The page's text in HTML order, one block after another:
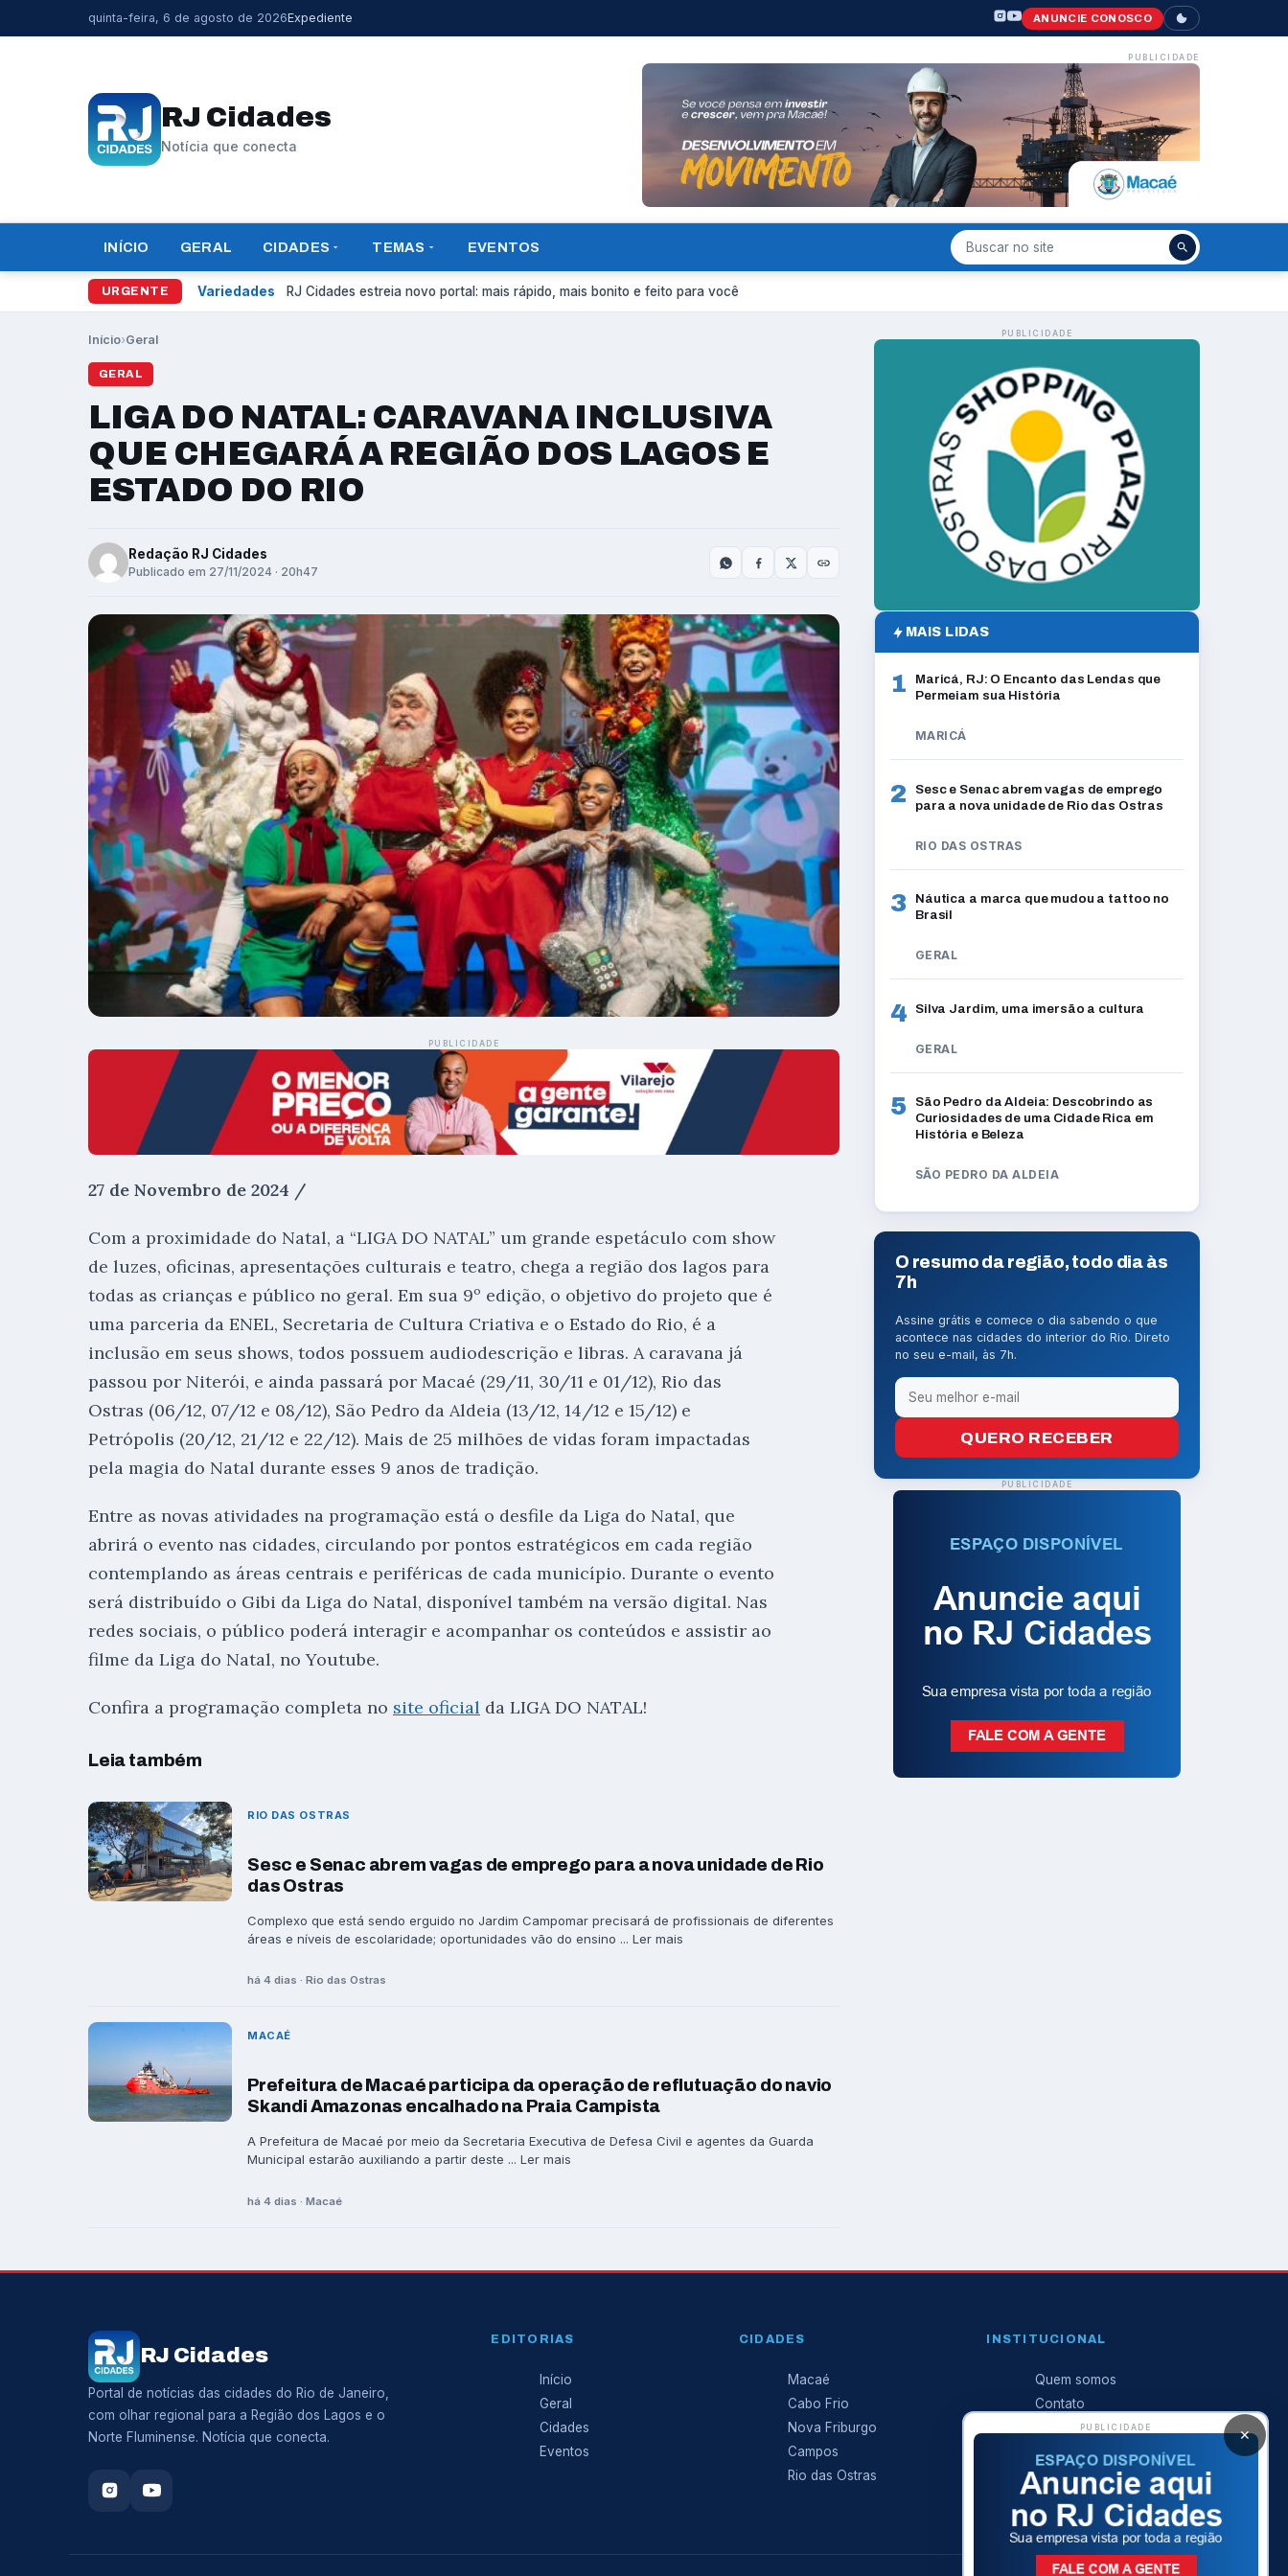
quinta-feira, 6 de agosto de 2026Expediente ANUNCIE CONOSCO
RJ Cidades
Notícia que conecta
PUBLICIDADE
INÍCIO GERAL CIDADES TEMAS EVENTOS
URGENTE Variedades RJ Cidades estreia novo portal: mais rápido, mais bonito e feito para você
Início›Geral
GERAL
LIGA DO NATAL: CARAVANA INCLUSIVA
QUE CHEGARÁ A REGIÃO DOS LAGOS E
ESTADO DO RIO
Redação RJ Cidades
Publicado em 27/11/2024 · 20h47
PUBLICIDADE
27 de Novembro de 2024 /
Com a proximidade do Natal, a “LIGA DO NATAL” um grande espetáculo com show
de luzes, oficinas, apresentações culturais e teatro, chega a região dos lagos para
todas as crianças e público no geral. Em sua 9º edição, o objetivo do projeto que é
uma parceria da ENEL, Secretaria de Cultura Criativa e o Estado do Rio, é a
inclusão em seus shows, todos possuem audiodescrição e libras. A caravana já
passou por Niterói, e ainda passará por Macaé (29/11, 30/11 e 01/12), Rio das
Ostras (06/12, 07/12 e 08/12), São Pedro da Aldeia (13/12, 14/12 e 15/12) e
Petrópolis (20/12, 21/12 e 22/12). Mais de 25 milhões de vidas foram impactadas
pela magia do Natal durante esses 9 anos de tradição.
Entre as novas atividades na programação está o desfile da Liga do Natal, que
abrirá o evento nas cidades, circulando por pontos estratégicos em cada região
contemplando as áreas centrais e periféricas de cada município. Durante o evento
será distribuído o Gibi da Liga do Natal, disponível também na versão digital. Nas
redes sociais, o público poderá interagir e acompanhar os conteúdos e assistir ao
filme da Liga do Natal, no Youtube.
Confira a programação completa no site oficial da LIGA DO NATAL!
Leia também
RIO DAS OSTRAS
Sesc e Senac abrem vagas de emprego para a nova unidade de Rio
das Ostras
Complexo que está sendo erguido no Jardim Campomar precisará de profissionais de diferentes
áreas e níveis de escolaridade; oportunidades vão do ensino ... Ler mais
há 4 dias · Rio das Ostras
MACAÉ
Prefeitura de Macaé participa da operação de reflutuação do navio
Skandi Amazonas encalhado na Praia Campista
A Prefeitura de Macaé por meio da Secretaria Executiva de Defesa Civil e agentes da Guarda
Municipal estarão auxiliando a partir deste ... Ler mais
há 4 dias · Macaé
PUBLICIDADE
MAIS LIDAS
1
Maricá, RJ: O Encanto das Lendas que
Permeiam sua História
MARICÁ
2
Sesc e Senac abrem vagas de emprego
para a nova unidade de Rio das Ostras
RIO DAS OSTRAS
3
Náutica a marca que mudou a tattoo no
Brasil
GERAL
4 Silva Jardim, uma imersão a cultura
GERAL
5
São Pedro da Aldeia: Descobrindo as
Curiosidades de uma Cidade Rica em
História e Beleza
SÃO PEDRO DA ALDEIA
O resumo da região, todo dia às
7h
Assine grátis e comece o dia sabendo o que
acontece nas cidades do interior do Rio. Direto
no seu e-mail, às 7h.
QUERO RECEBER
PUBLICIDADE
RJ Cidades
Portal de notícias das cidades do Rio de Janeiro,
com olhar regional para a Região dos Lagos e o
Norte Fluminense. Notícia que conecta.
EDITORIAS
Início
Geral
Cidades
Eventos
CIDADES
Macaé
Cabo Frio
Nova Friburgo
Campos
Rio das Ostras
INSTITUCIONAL
Quem somos
Contato
Anuncie conosco
Expediente
Política de privacidade
✕
PUBLICIDADE